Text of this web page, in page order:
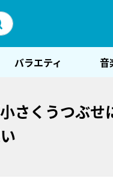
バラエティ 音
小さくうつぶ